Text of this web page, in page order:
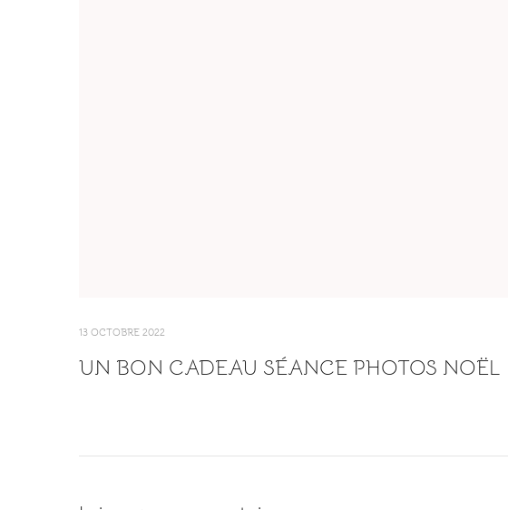
13 OCTOBRE 2022
UN BON CADEAU SÉANCE PHOTOS NOËL